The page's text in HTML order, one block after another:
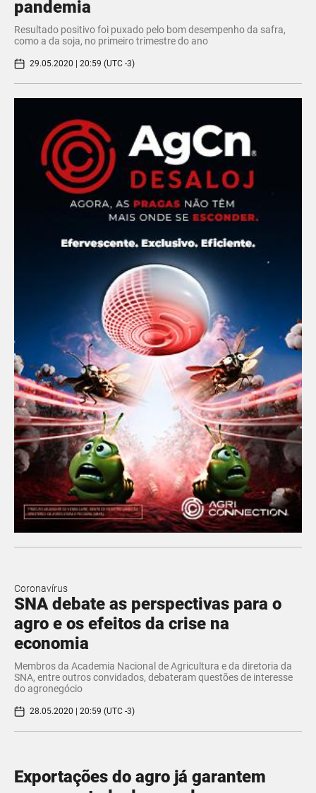
pandemia
Resultado positivo foi puxado pelo bom desempenho da safra,
como a da soja, no primeiro trimestre do ano
29.05.2020 | 20:59 (UTC -3)
Coronavírus
SNA debate as perspectivas para o
agro e os efeitos da crise na
economia
​Membros da Academia Nacional de Agricultura e da diretoria da
SNA, entre outros convidados, debateram questões de interesse
do agronegócio
28.05.2020 | 20:59 (UTC -3)
Exportações do agro já garantem